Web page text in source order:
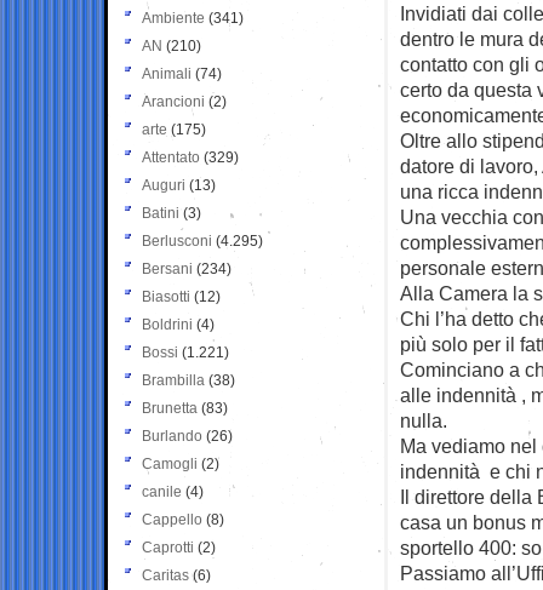
Invidiati dai
dentro le mura
contatto con gli
certo da questa
Oltre allo
datore di
una ricca
Una vecchia
personale
Alla Camera la
Chi l’ha detto
più solo per il
Cominciano a
alle indennità ,
nulla.
Ma vediamo
indennità e chi
Il direttore della
casa un bonus
sportello 400:
Passiamo
Ambiente (341)
AN (210)
Animali (74)
Arancioni (2)
arte (175)
Attentato (329)
Auguri (13)
Batini (3)
Berlusconi (4.295)
Bersani (234)
Biasotti (12)
Boldrini (4)
Bossi (1.221)
Brambilla (38)
Brunetta (83)
Burlando (26)
Camogli (2)
canile (4)
Cappello (8)
Caprotti (2)
Caritas (6)